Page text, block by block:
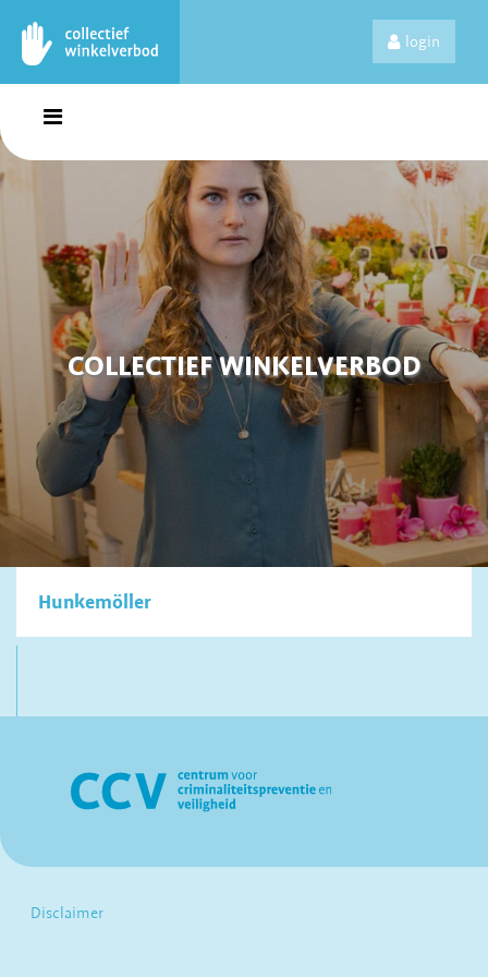
login
COLLECTIEF WINKELVERBOD
Hunkemöller
Disclaimer